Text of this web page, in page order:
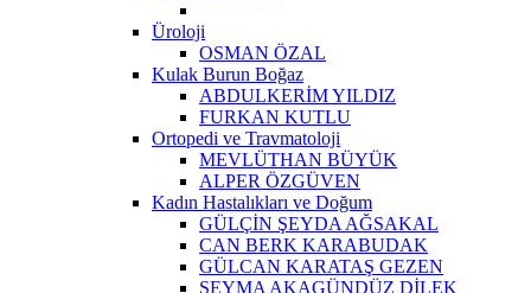
Üroloji
OSMAN ÖZAL
Kulak Burun Boğaz
ABDULKERİM YILDIZ
FURKAN KUTLU
Ortopedi ve Travmatoloji
MEVLÜTHAN BÜYÜK
ALPER ÖZGÜVEN
Kadın Hastalıkları ve Doğum
GÜLÇİN ŞEYDA AĞSAKAL
CAN BERK KARABUDAK
GÜLCAN KARATAŞ GEZEN
ŞEYMA AKAGÜNDÜZ DİLEK